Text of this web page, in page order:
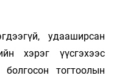
удааширсан
хэрэг үүсгэхээс
болгосон тогтоолын